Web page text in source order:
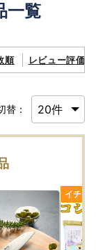
一覧
順 レビュー評価順
替：